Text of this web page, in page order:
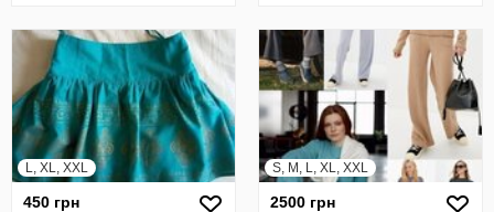
L, XL, XXL
450 грн
S, M, L, XL, XXL
2500 грн